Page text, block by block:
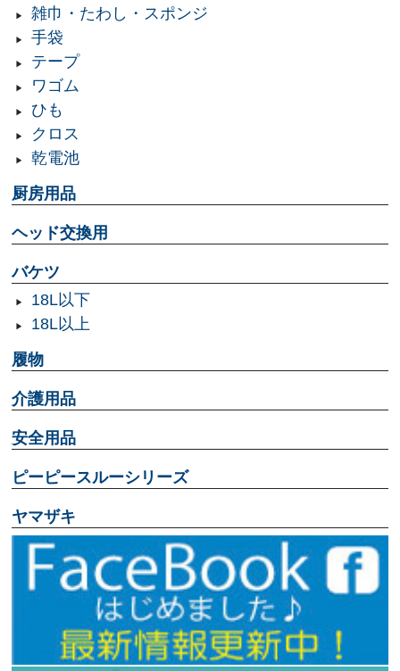
雑巾・たわし・スポンジ
手袋
テープ
ワゴム
ひも
クロス
乾電池
厨房用品
ヘッド交換用
バケツ
18L以下
18L以上
履物
介護用品
安全用品
ピーピースルーシリーズ
ヤマザキ